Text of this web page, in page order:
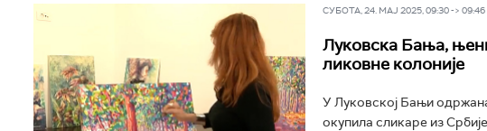
СУБОТА, 24. МАЈ 2025, 09:30 -> 09:46
Луковска Бања,
ликовне колоније
У Луковској Бањи
окупила сликаре из